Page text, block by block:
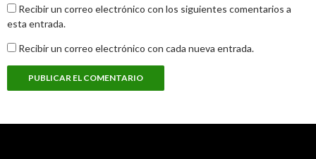
Recibir un correo electrónico con los siguientes comentarios a
esta entrada.
Recibir un correo electrónico con cada nueva entrada.